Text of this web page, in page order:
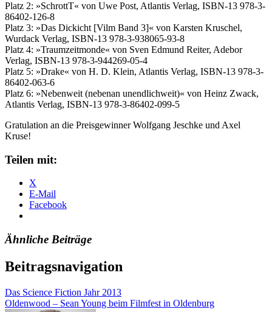
Platz 2: »SchrottT« von Uwe Post, Atlantis Verlag, ISBN-13 978-3-
86402-126-8
Platz 3: »Das Dickicht [Vilm Band 3]« von Karsten Kruschel,
Wurdack Verlag, ISBN-13 978-3-938065-93-8
Platz 4: »Traumzeitmonde« von Sven Edmund Reiter, Adebor
Verlag, ISBN-13 978-3-944269-05-4
Platz 5: »Drake« von H. D. Klein, Atlantis Verlag, ISBN-13 978-3-
86402-063-6
Platz 6: »Nebenweit (nebenan unendlichweit)« von Heinz Zwack,
Atlantis Verlag, ISBN-13 978-3-86402-099-5
Gratulation an die Preisgewinner Wolfgang Jeschke und Axel
Kruse!
Teilen mit:
X
E-Mail
Facebook
Ähnliche Beiträge
Beitragsnavigation
Das Science Fiction Jahr 2013
Oldenwood – Sean Young beim Filmfest in Oldenburg